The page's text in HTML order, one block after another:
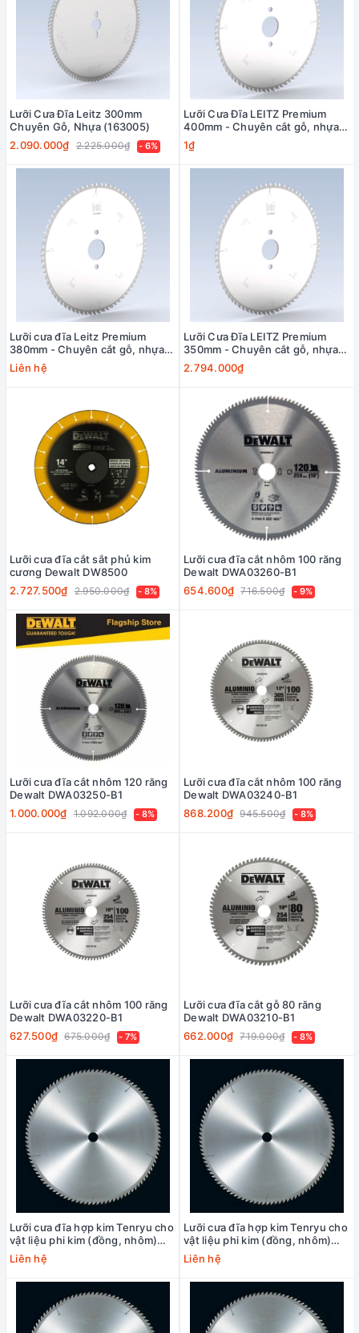
Lưỡi Cưa Đĩa Leitz 300mm
Chuyên Gỗ, Nhựa (163005)
2.090.000₫ 2.225.000₫ - 6%
Lưỡi Cưa Đĩa LEITZ Premium
400mm - Chuyên cắt gỗ, nhựa,
verneer (163424)
1₫
Lưỡi cưa đĩa Leitz Premium
380mm - Chuyên cắt gỗ, nhựa,
verneer (163418)
Liên hệ
Lưỡi Cưa Đĩa LEITZ Premium
350mm - Chuyên cắt gỗ, nhựa,
verneer (163408)
2.794.000₫
Lưỡi cưa đĩa cắt sắt phủ kim
cương Dewalt DW8500
2.727.500₫ 2.950.000₫ - 8%
Lưỡi cưa đĩa cắt nhôm 100 răng
Dewalt DWA03260-B1
654.600₫ 716.500₫ - 9%
Lưỡi cưa đĩa cắt nhôm 120 răng
Dewalt DWA03250-B1
1.000.000₫ 1.092.000₫ - 8%
Lưỡi cưa đĩa cắt nhôm 100 răng
Dewalt DWA03240-B1
868.200₫ 945.500₫ - 8%
Lưỡi cưa đĩa cắt nhôm 100 răng
Dewalt DWA03220-B1
627.500₫ 675.000₫ - 7%
Lưỡi cưa đĩa cắt gỗ 80 răng
Dewalt DWA03210-B1
662.000₫ 719.000₫ - 8%
Lưỡi cưa đĩa hợp kim Tenryu cho
vật liệu phi kim (đồng, nhôm)
LAQ series（D-10)
Liên hệ
Lưỡi cưa đĩa hợp kim Tenryu cho
vật liệu phi kim (đồng, nhôm)
LAQ series（D-5)
Liên hệ